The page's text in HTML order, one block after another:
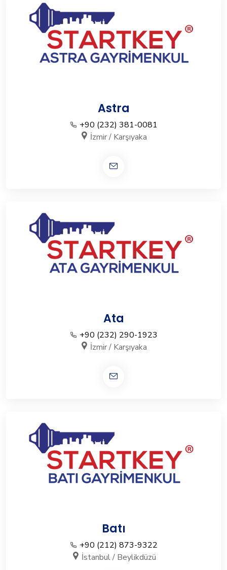
Astra
+90 (232) 381-0081
İzmir / Karşıyaka
Ata
+90 (232) 290-1923
İzmir / Karşıyaka
Batı
+90 (212) 873-9322
İstanbul / Beylikdüzü